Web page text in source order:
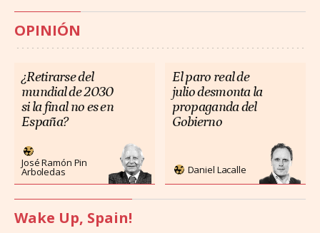
OPINIÓN
¿Retirarse del
mundial de 2030
si la final no es en
España?
José Ramón Pin
Arboledas
El paro real de
julio desmonta la
propaganda del
Gobierno
Daniel Lacalle
Wake Up, Spain!